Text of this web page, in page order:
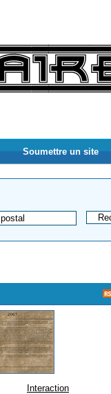
Soumettre un site
Interaction